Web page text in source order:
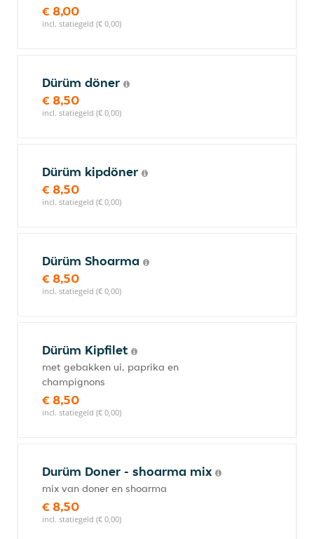
€ 8,00
incl. statiegeld (€ 0,00)
Dürüm döner
€ 8,50
incl. statiegeld (€ 0,00)
Dürüm kipdöner
€ 8,50
incl. statiegeld (€ 0,00)
Dürüm Shoarma
€ 8,50
incl. statiegeld (€ 0,00)
Dürüm Kipfilet
met gebakken ui, paprika en
champignons
€ 8,50
incl. statiegeld (€ 0,00)
Durüm Doner - shoarma mix
mix van doner en shoarma
€ 8,50
incl. statiegeld (€ 0,00)